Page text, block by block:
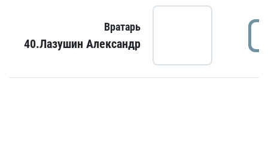
Вратарь
40.Лазушин Александр